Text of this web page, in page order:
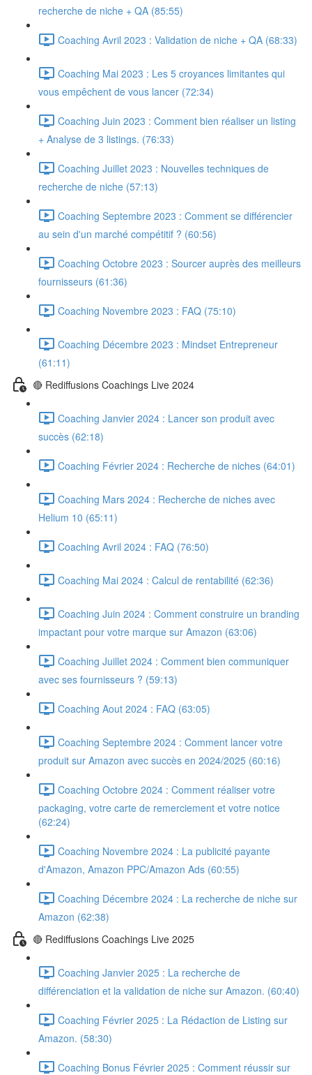
recherche de niche + QA (85:55)
Coaching Avril 2023 : Validation de niche + QA (68:33)
Coaching Mai 2023 : Les 5 croyances limitantes qui
vous empêchent de vous lancer (72:34)
Coaching Juin 2023 : Comment bien réaliser un listing
+ Analyse de 3 listings. (76:33)
Coaching Juillet 2023 : Nouvelles techniques de
recherche de niche (57:13)
Coaching Septembre 2023 : Comment se différencier
au sein d'un marché compétitif ? (60:56)
Coaching Octobre 2023 : Sourcer auprès des meilleurs
fournisseurs (61:36)
Coaching Novembre 2023 : FAQ (75:10)
Coaching Décembre 2023 : Mindset Entrepreneur
(61:11)
🔴 Rediffusions Coachings Live 2024
Coaching Janvier 2024 : Lancer son produit avec
succès (62:18)
Coaching Février 2024 : Recherche de niches (64:01)
Coaching Mars 2024 : Recherche de niches avec
Helium 10 (65:11)
Coaching Avril 2024 : FAQ (76:50)
Coaching Mai 2024 : Calcul de rentabilité (62:36)
Coaching Juin 2024 : Comment construire un branding
impactant pour votre marque sur Amazon (63:06)
Coaching Juillet 2024 : Comment bien communiquer
avec ses fournisseurs ? (59:13)
Coaching Aout 2024 : FAQ (63:05)
Coaching Septembre 2024 : Comment lancer votre
produit sur Amazon avec succès en 2024/2025 (60:16)
Coaching Octobre 2024 : Comment réaliser votre
packaging, votre carte de remerciement et votre notice
(62:24)
Coaching Novembre 2024 : La publicité payante
d'Amazon, Amazon PPC/Amazon Ads (60:55)
Coaching Décembre 2024 : La recherche de niche sur
Amazon (62:38)
🔴 Rediffusions Coachings Live 2025
Coaching Janvier 2025 : La recherche de
différenciation et la validation de niche sur Amazon. (60:40)
Coaching Février 2025 : La Rédaction de Listing sur
Amazon. (58:30)
Coaching Bonus Février 2025 : Comment réussir sur